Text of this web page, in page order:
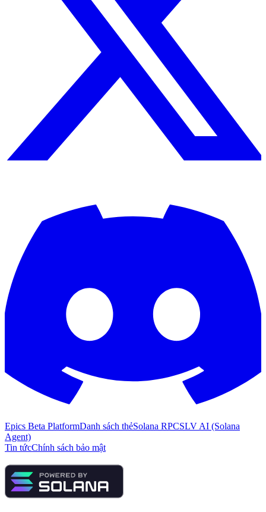
Epics Beta PlatformDanh sách thẻSolana RPCSLV AI (Solana
Agent)
Tin tứcChính sách bảo mật